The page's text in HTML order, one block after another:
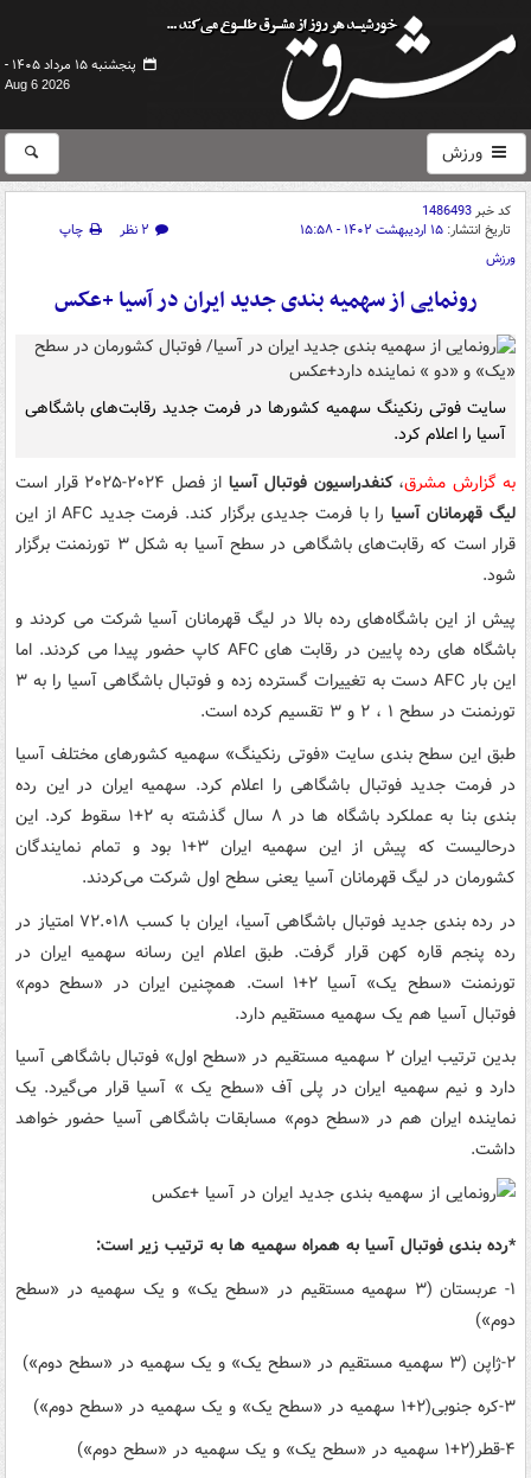
پنجشنبه ۱۵ مرداد ۱۴۰۵ -
Aug 6 2026
ورزش
کد خبر1486493
تاریخ انتشار: ۱۵ اردیبهشت ۱۴۰۲ - ۱۵:۵۸ ۲ نظر
چاپ
ورزش
رونمایی از سهمیه بندی جدید ایران در آسیا +عکس
سایت فوتی رنکینگ سهمیه کشورها در فرمت جدید رقابت‌های باشگاهی
آسیا را اعلام کرد.
به گزارش مشرق،کنفدراسیون فوتبال آسیا از فصل ۲۰۲۴-۲۰۲۵ قرار است
لیگ قهرمانان آسیا
را با فرمت جدیدی برگزار کند. فرمت جدید AFC از این
قرار است که رقابت‌های باشگاهی در سطح آسیا به شکل ۳ تورنمنت برگزار
شود.
پیش از این باشگاه‌های رده بالا در لیگ قهرمانان آسیا شرکت می کردند و
باشگاه های رده پایین در رقابت های AFC کاپ حضور پیدا می کردند. اما
این بار AFC دست به تغییرات گسترده زده و فوتبال باشگاهی آسیا را به ۳
تورنمنت در سطح ۱ ، ۲ و ۳ تقسیم کرده است.
طبق این سطح بندی سایت «فوتی رنکینگ» سهمیه کشورهای مختلف آسیا
در فرمت جدید فوتبال باشگاهی را اعلام کرد. سهمیه ایران در این رده
بندی بنا به عملکرد باشگاه ها در ۸ سال گذشته به ۲+۱ سقوط کرد. این
درحالیست که پیش از این سهمیه ایران ۳+۱ بود و تمام نمایندگان
کشورمان در لیگ قهرمانان آسیا یعنی سطح اول شرکت می‌کردند.
در رده بندی جدید فوتبال باشگاهی آسیا، ایران با کسب ۷۲.۰۱۸ امتیاز در
رده پنجم قاره کهن قرار گرفت. طبق اعلام این رسانه سهمیه ایران در
تورنمنت «سطح یک» آسیا ۲+۱ است. همچنین ایران در «سطح دوم»
فوتبال آسیا هم یک سهمیه مستقیم دارد.
بدین ترتیب ایران ۲ سهمیه مستقیم در «سطح اول» فوتبال باشگاهی آسیا
دارد و نیم سهمیه ایران در پلی آف «سطح یک » آسیا قرار می‌گیرد. یک
نماینده ایران هم در «سطح دوم» مسابقات باشگاهی آسیا حضور خواهد
داشت.
*رده بندی فوتبال آسیا به همراه سهمیه ها به ترتیب زیر است:
۱- عربستان (۳ سهمیه مستقیم در «سطح یک» و یک سهمیه در «سطح
دوم»)
۲-ژاپن (۳ سهمیه مستقیم در «سطح یک» و یک سهمیه در «سطح دوم»)
۳-کره جنوبی(۲+۱ سهمیه در «سطح یک» و یک سهمیه در «سطح دوم»)
۴-قطر(۲+۱ سهمیه در «سطح یک» و یک سهمیه در «سطح دوم»)